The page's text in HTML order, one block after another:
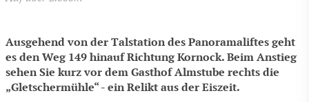
Ausgehend von der Talstation des Panoramaliftes geht
es den Weg 149 hinauf Richtung Kornock. Beim Anstieg
sehen Sie kurz vor dem Gasthof Almstube rechts die
„Gletschermühle“ - ein Relikt aus der Eiszeit.